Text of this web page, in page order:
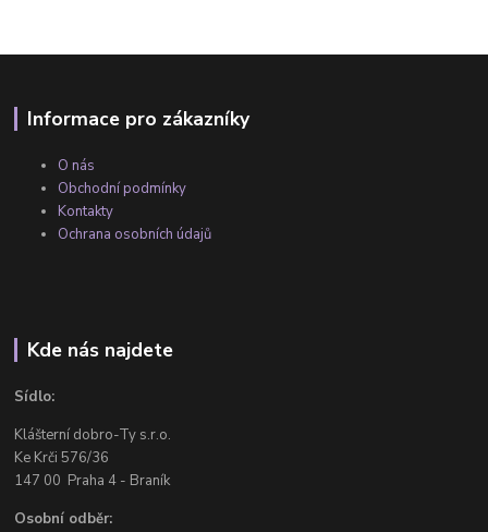
Informace pro zákazníky
O nás
Obchodní podmínky
Kontakty
Ochrana osobních údajů
Kde nás najdete
Sídlo:
Klášterní dobro-Ty s.r.o.
Ke Krči 576/36
147 00 Praha 4 - Braník
Osobní odběr: